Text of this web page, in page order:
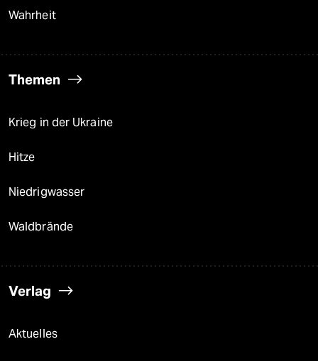
Wahrheit
Themen
Krieg in der Ukraine
Hitze
Niedrigwasser
Waldbrände
Verlag
Aktuelles